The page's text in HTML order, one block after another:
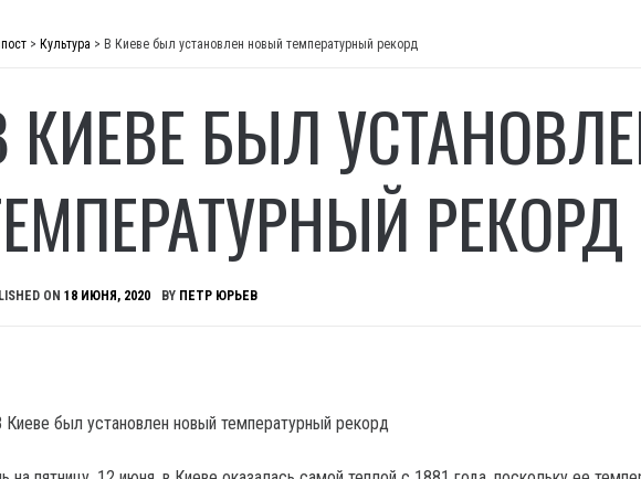
> Культура > В Киеве был установлен новый температурный рекорд
КИЕВЕ БЫЛ
РЕКОРД
ON 18 ИЮНЯ, 2020 BY ПЕТР ЮРЬЕВ